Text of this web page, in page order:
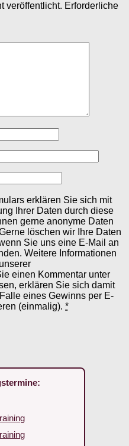
veröffentlicht. Erforderliche
erklären Sie sich mit
Ihrer Daten durch diese
gerne anonyme Daten
löschen wir Ihre Daten
Sie uns eine E-Mail an
Weitere Informationen
einen Kommentar unter
erklären Sie sich damit
eines Gewinns per E-
(einmalig). *